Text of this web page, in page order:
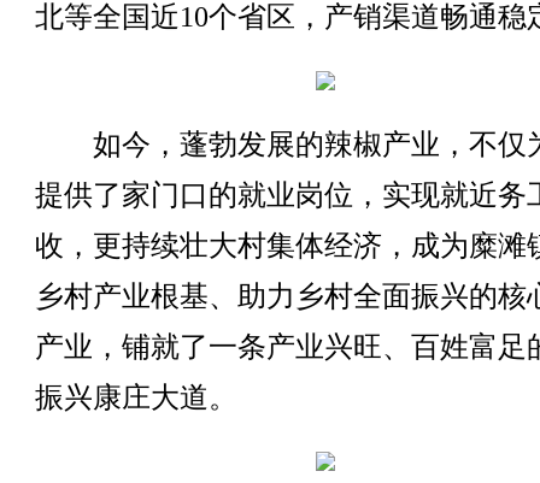
北等全国近10个省区，产销渠道畅通稳
如今，蓬勃发展的辣椒产业，不仅
提供了家门口的就业岗位，实现就近务
收，更持续壮大村集体经济，成为糜滩
乡村产业根基、助力乡村全面振兴的核
产业，铺就了一条产业兴旺、百姓富足
振兴康庄大道。